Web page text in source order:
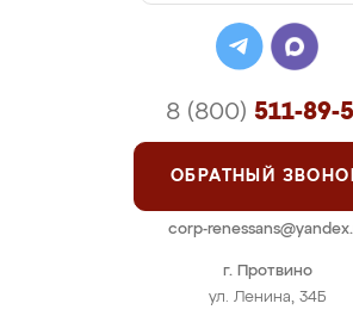
г. Протвино
ул. Ленина, 34Б
8 (800) 511-89-
ОБРАТНЫЙ
corp-